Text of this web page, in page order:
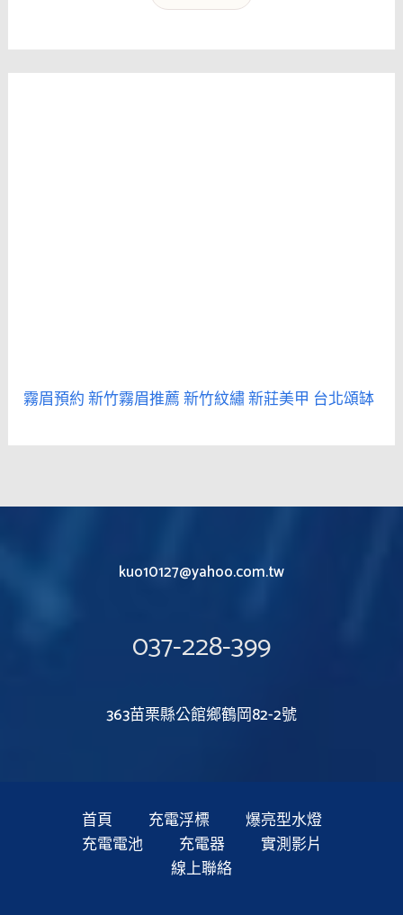
霧眉預約新竹霧眉推薦新竹紋繡新莊美甲 台北頌缽
kuo10127@yahoo.com.tw
037-228-399
363苗栗縣公館鄉鶴岡82-2號
首頁 充電浮標
爆亮型水燈
充電電池
充電器
實測影片
線上聯絡